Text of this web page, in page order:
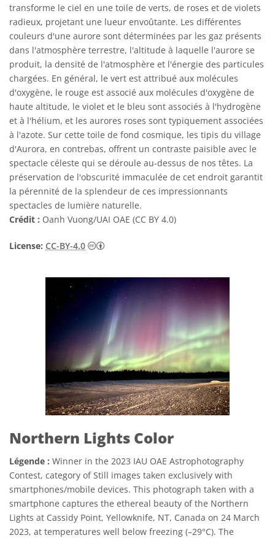
transforme le ciel en une toile de verts, de roses et de violets
radieux, projetant une lueur envoûtante. Les différentes
couleurs d'une aurore sont déterminées par les gaz présents
dans l'atmosphère terrestre, l'altitude à laquelle l'aurore se
produit, la densité de l'atmosphère et l'énergie des particules
chargées. En général, le vert est attribué aux molécules
d'oxygène, le rouge est associé aux molécules d'oxygène de
haute altitude, le violet et le bleu sont associés à l'hydrogène
et à l'hélium, et les aurores roses sont typiquement associées
à l'azote. Sur cette toile de fond cosmique, les tipis du village
d'Aurora, en contrebas, offrent un contraste paisible avec le
spectacle céleste qui se déroule au-dessus de nos têtes. La
préservation de l'obscurité immaculée de cet endroit garantit
la pérennité de la splendeur de ces impressionnants
spectacles de lumière naturelle.
Crédit : Oanh Vuong/UAI OAE (CC BY 4.0)
License: CC-BY-4.0 Creative Commons (CC) Attribution 4.0
Northern Lights Color
Légende : Winner in the 2023 IAU OAE Astrophotography
Contest, category of Still images taken exclusively with
smartphones/mobile devices. This photograph taken with a
smartphone captures the ethereal beauty of the Northern
Lights at Cassidy Point, Yellowknife, NT, Canada on 24 March
2023, at temperatures well below freezing (–29°C). The